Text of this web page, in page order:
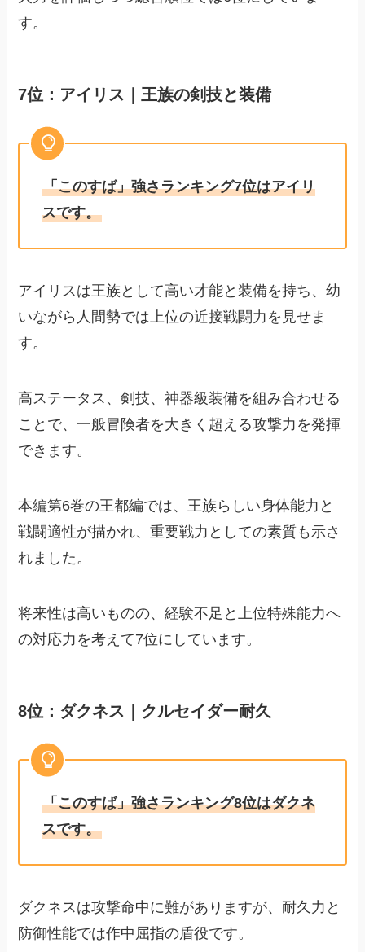
す。
7位：アイリス｜王族の剣技と装備
「このすば」強さランキング7位はアイリ
スです。
アイリスは王族として高い才能と装備を持ち、幼
いながら人間勢では上位の近接戦闘力を見せま
す。
高ステータス、剣技、神器級装備を組み合わせる
ことで、一般冒険者を大きく超える攻撃力を発揮
できます。
本編第6巻の王都編では、王族らしい身体能力と
戦闘適性が描かれ、重要戦力としての素質も示さ
れました。
将来性は高いものの、経験不足と上位特殊能力へ
の対応力を考えて7位にしています。
8位：ダクネス｜クルセイダー耐久
「このすば」強さランキング8位はダクネ
スです。
ダクネスは攻撃命中に難がありますが、耐久力と
防御性能では作中屈指の盾役です。